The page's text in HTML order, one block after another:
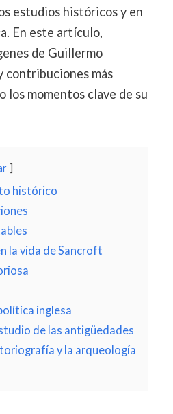
estudios históricos y en
En este artículo,
de Guillermo
contribuciones más
los momentos clave de su
histórico
la vida de Sancroft
inglesa
de las antigüedades
y la arqueología